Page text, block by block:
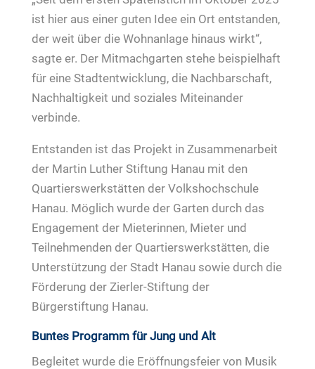
ist hier aus einer guten Idee ein Ort entstanden,
der weit über die Wohnanlage hinaus wirkt“,
sagte er. Der Mitmachgarten stehe beispielhaft
für eine Stadtentwicklung, die Nachbarschaft,
Nachhaltigkeit und soziales Miteinander
verbinde.
Entstanden ist das Projekt in Zusammenarbeit
der Martin Luther Stiftung Hanau mit den
Quartierswerkstätten der Volkshochschule
Hanau. Möglich wurde der Garten durch das
Engagement der Mieterinnen, Mieter und
Teilnehmenden der Quartierswerkstätten, die
Unterstützung der Stadt Hanau sowie durch die
Förderung der Zierler‑Stiftung der
Bürgerstiftung Hanau.
Buntes Programm für Jung und Alt
Begleitet wurde die Eröffnungsfeier von Musik